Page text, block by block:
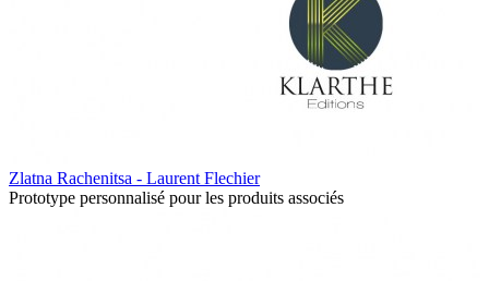
Zlatna Rachenitsa - Laurent Flechier
Prototype personnalisé pour les produits associés